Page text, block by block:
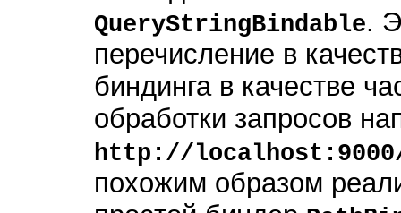
QueryStringBindable.
перечисление в
биндинга в качестве
обработки запросов
http://localhost:9000/
похожим образом